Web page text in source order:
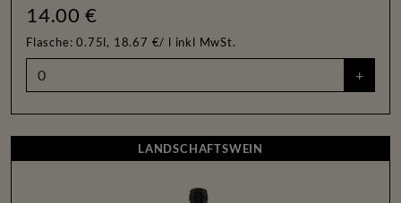
14.00 €
Flasche: 0.75l, 18.67 €/ l inkl MwSt.
+
LANDSCHAFTSWEIN